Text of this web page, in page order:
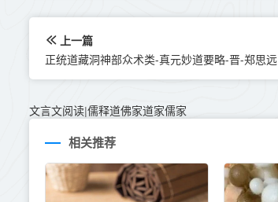
上一篇
正统道藏洞神部众术类-真元妙道要略-晋-郑思远
文言文阅读|儒释道佛家道家儒家
相关推荐